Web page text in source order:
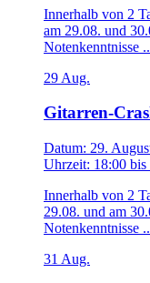
Innerhalb von 2
am 29.08. und
Notenkenntnisse
29 Aug.
Gitarren-
Datum: 29.
Uhrzeit: 18:00 bis
Innerhalb von 2
29.08. und am
Notenkenntnisse
31 Aug.